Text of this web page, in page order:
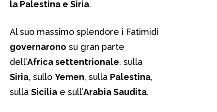
la Palestina e Siria.
Al suo massimo splendore i Fatimidi
governarono su gran parte
dell’Africa settentrionale, sulla
Siria, sullo Yemen, sulla Palestina,
sulla Sicilia e sull’Arabia Saudita.